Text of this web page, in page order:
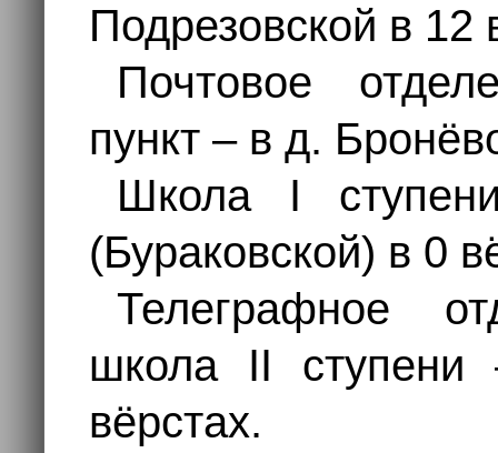
Подрезовской в 12
Почтовое
пункт – в д.
Школа I
(Бураковской) в 0
Телеграфное
школа II
вёрстах.